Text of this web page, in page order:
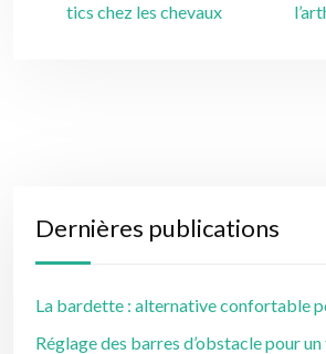
tics chez les chevaux
Dernières publications
La bardette : alternative confortable
Réglage des barres d’obstacle pour